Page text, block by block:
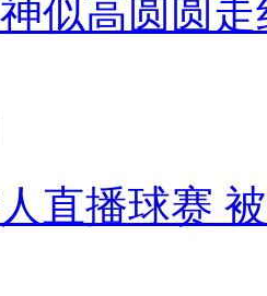
似高圆圆走
直播球赛